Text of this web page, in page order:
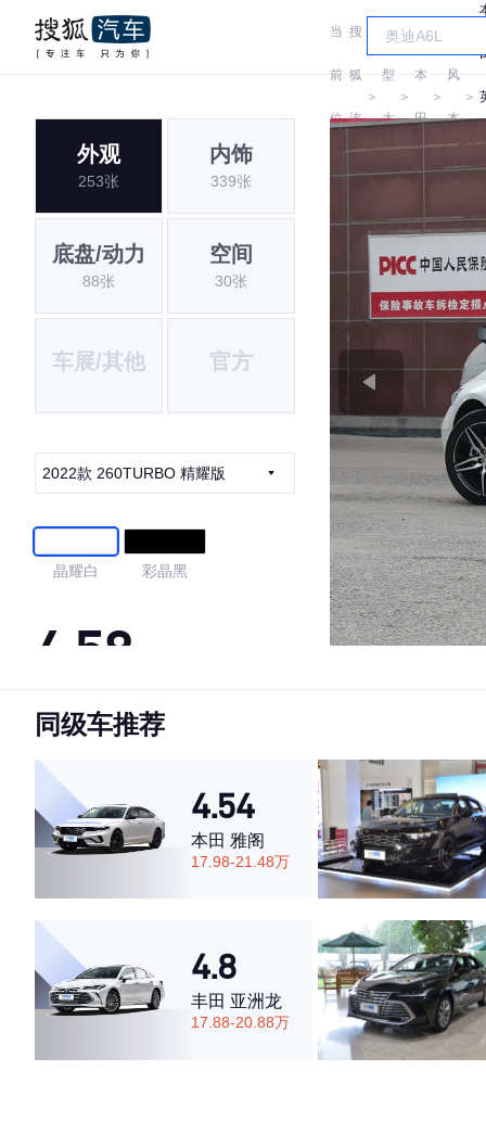
当
前
位
搜
狐
汽
＞
车
型
大
＞
本
田
＞
风
本
＞
外观
253张
内饰
339张
底盘/动力
88张
空间
30张
车展/其他 官方
2022款 260TURBO 精耀版
晶耀白 彩晶黑
4.58
·外观表现一般，低于51%同级车
·空间表现较为优秀，优于69%同级车
同级车推荐
4.54
本田 雅阁
17.98-21.48万
4.8
丰田 亚洲龙
17.88-20.88万